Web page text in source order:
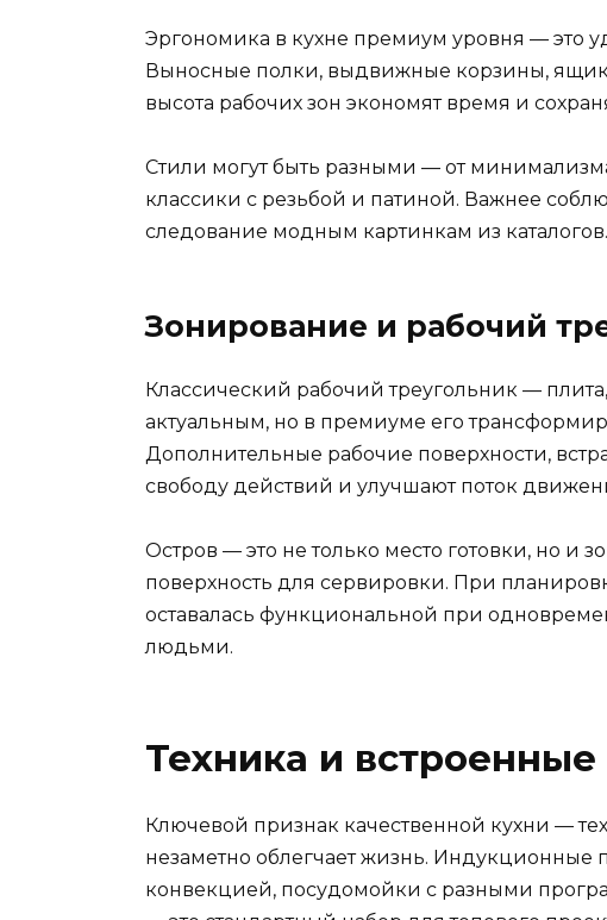
Эргономика в кухне премиум уровня — это
Выносные полки, выдвижные корзины,
высота рабочих зон экономят время и
Стили могут быть разными — от
классики с резьбой и патиной. Важнее
следование модным картинкам из каталогов.
Зонирование и рабочий
Классический рабочий треугольник —
актуальным, но в премиуме его
Дополнительные рабочие поверхности,
свободу действий и улучшают поток
Остров — это не только место готовки, но и
поверхность для сервировки. При
оставалась функциональной при
людьми.
Техника и
Ключевой признак качественной кухни —
незаметно облегчает жизнь.
конвекцией, посудомойки с разными